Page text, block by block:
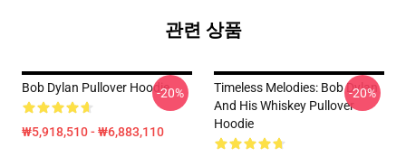
관련 상품
Bob Dylan Pullover Hoodie
₩5,918,510 - ₩6,883,110
-20%
Timeless Melodies: Bob Dylan
And His Whiskey Pullover
Hoodie
-20%